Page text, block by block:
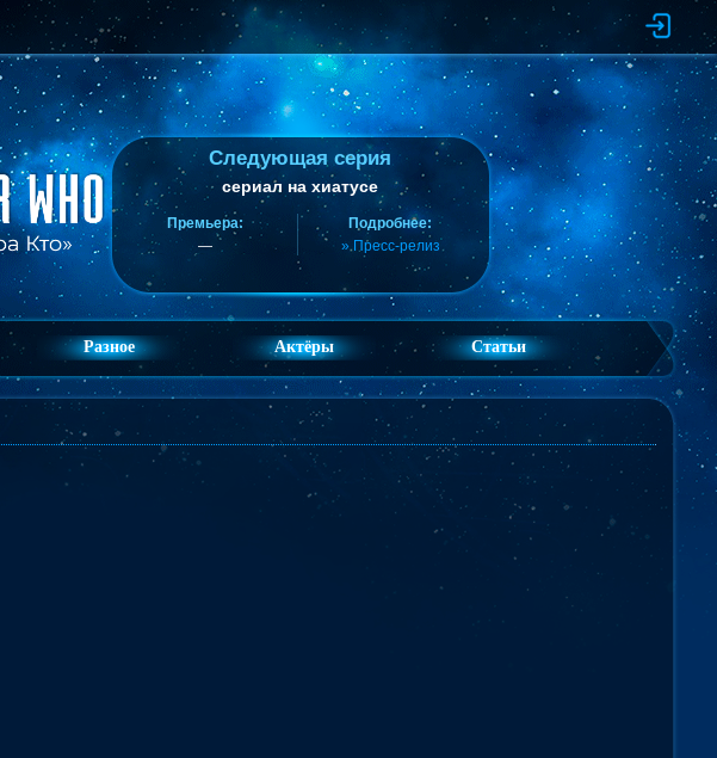
Следующая серия
сериал на хиатусе
Премьера:
—
Подробнее:
» Пресс-релиз
Разное Актёры Статьи